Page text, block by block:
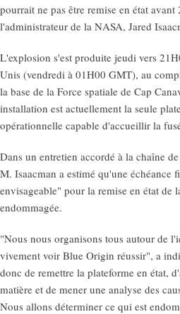
pourrait ne pas être remise en état
l'administrateur de la NASA, Jared
L'explosion s'est produite jeudi vers
Unis (vendredi à 01H00 GMT), au
la base de la Force spatiale de Cap
installation est actuellement la seule
opérationnelle capable d'accueillir la
Dans un entretien accordé à la chaîne
M. Isaacman a estimé qu'une échéance
envisageable" pour la remise en état de
endommagée.
"Nous nous organisons tous autour de
vivement voir Blue Origin réussir", a
donc de remettre la plateforme en état,
matière et de mener une analyse des
Nous allons déterminer ce qui est